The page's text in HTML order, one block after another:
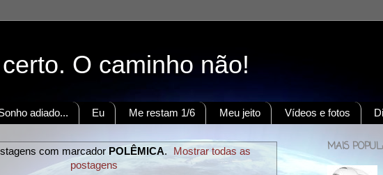
O caminho não!
adiado... Eu Me restam 1/6 Meu jeito Vídeos e fotos
com marcador POLÊMICA.
Mostrar todas as
postagens
MAIS